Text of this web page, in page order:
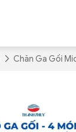
Chăn Ga Gối